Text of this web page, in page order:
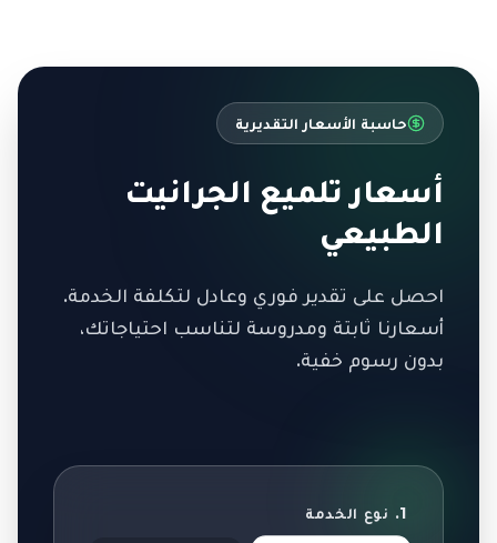
حاسبة الأسعار التقديرية
أسعار تلميع الجرانيت
الطبيعي
احصل على تقدير فوري وعادل لتكلفة الخدمة.
أسعارنا ثابتة ومدروسة لتناسب احتياجاتك،
بدون رسوم خفية.
1. نوع الخدمة